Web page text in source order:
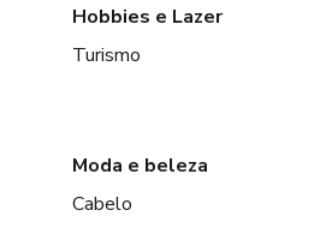
Hobbies e Lazer
Turismo
Moda e beleza
Cabelo